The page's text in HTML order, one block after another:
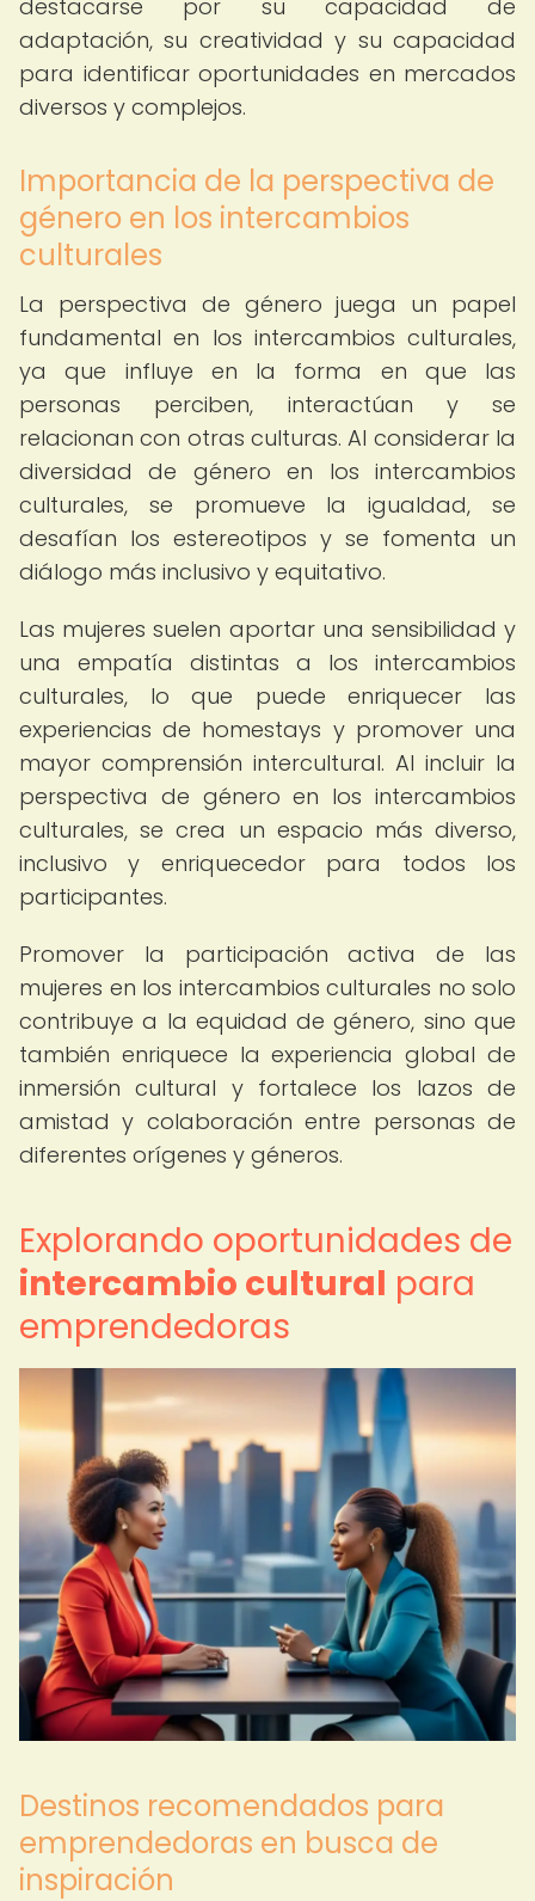
destacarse por su capacidad de
adaptación, su creatividad y su capacidad
para identificar oportunidades en mercados
diversos y complejos.
Importancia de la perspectiva de
género en los intercambios
culturales
La perspectiva de género juega un papel
fundamental en los intercambios culturales,
ya que influye en la forma en que las
personas perciben, interactúan y se
relacionan con otras culturas. Al considerar la
diversidad de género en los intercambios
culturales, se promueve la igualdad, se
desafían los estereotipos y se fomenta un
diálogo más inclusivo y equitativo.
Las mujeres suelen aportar una sensibilidad y
una empatía distintas a los intercambios
culturales, lo que puede enriquecer las
experiencias de homestays y promover una
mayor comprensión intercultural. Al incluir la
perspectiva de género en los intercambios
culturales, se crea un espacio más diverso,
inclusivo y enriquecedor para todos los
participantes.
Promover la participación activa de las
mujeres en los intercambios culturales no solo
contribuye a la equidad de género, sino que
también enriquece la experiencia global de
inmersión cultural y fortalece los lazos de
amistad y colaboración entre personas de
diferentes orígenes y géneros.
Explorando oportunidades de
intercambio cultural para
emprendedoras
Destinos recomendados para
emprendedoras en busca de
inspiración